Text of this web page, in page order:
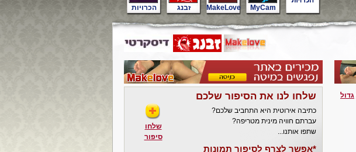
הכרויות זבנג MakeLove MyCam
גדול שלחו לנו את הסיפור שלכם
כתיבה אירוטית היא התחביב שלכם?
עברתם חוויה מינית מטריפה?
שתפו אותנו...
*אפשר לצרף לסיפור תמונות
שלחו
סיפור